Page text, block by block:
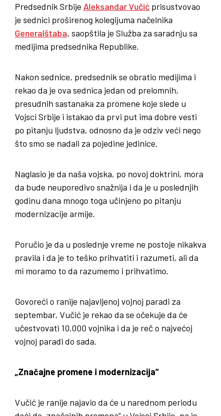
Predsednik Srbije Aleksandar Vučić prisustvovao
je sednici proširenog kolegijuma načelnika
Generalštaba, saopštila je Služba za saradnju sa
medijima predsednika Republike.
Nakon sednice, predsednik se obratio medijima i
rekao da je ova sednica jedan od prelomnih,
presudnih sastanaka za promene koje slede u
Vojsci Srbije i istakao da prvi put ima dobre vesti
po pitanju ljudstva, odnosno da je odziv veći nego
što smo se nadali za pojedine jedinice.
Naglasio je da naša vojska, po novoj doktrini, mora
da bude neuporedivo snažnija i da je u poslednjih
godinu dana mnogo toga učinjeno po pitanju
modernizacije armije.
Poručio je da u poslednje vreme ne postoje nikakva
pravila i da je to teško prihvatiti i razumeti, ali da
mi moramo to da razumemo i prihvatimo.
Govoreći o ranije najavljenoj vojnoj paradi za
septembar, Vučić je rekao da se očekuje da će
učestvovati 10.000 vojnika i da je reč o najvećoj
vojnoj paradi do sada.
„Značajne promene i modernizacija“
Vučić je ranije najavio da će u narednom periodu